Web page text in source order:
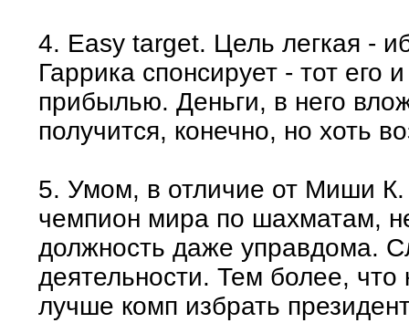
4. Easy target. Цель легкая -
Гаррика спонсирует - тот его
прибылью. Деньги, в него
получится, конечно, но хоть
5. Умом, в отличие от Миши К.
чемпион мира по шахматам,
должность даже управдома.
деятельности. Тем более, что
лучше комп избрать